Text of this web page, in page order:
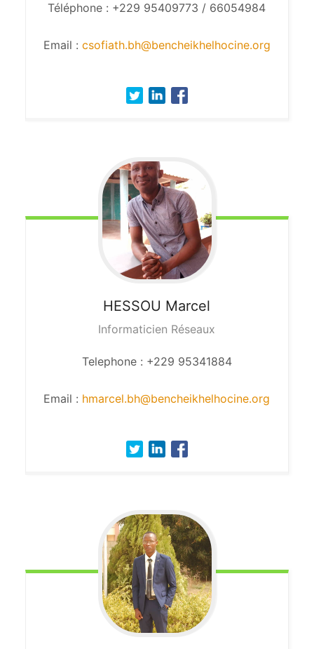
Téléphone : +229 95409773 / 66054984
Email : csofiath.bh@bencheikhelhocine.org
HESSOU Marcel
Informaticien Réseaux
Telephone : +229 95341884
Email : hmarcel.bh@bencheikhelhocine.org